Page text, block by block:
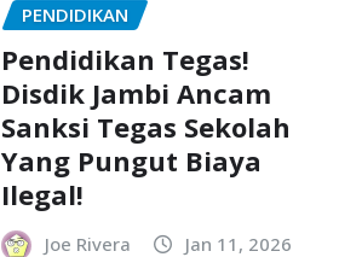
PENDIDIKAN
Pendidikan Tegas!
Disdik Jambi Ancam
Sanksi Tegas Sekolah
Yang Pungut Biaya
Ilegal!
Joe Rivera Jan 11, 2026